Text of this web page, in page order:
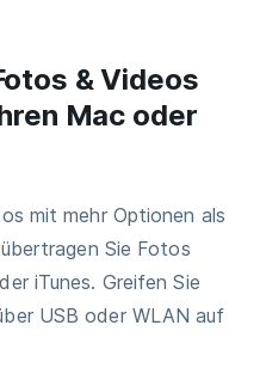
& Videos
Mac oder
mit mehr Optionen als
Sie Fotos
iTunes. Greifen Sie
USB oder WLAN auf